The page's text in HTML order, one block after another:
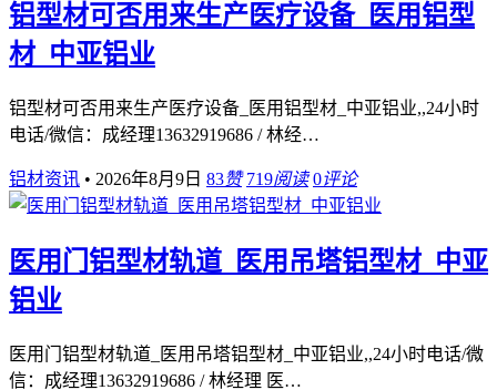
铝型材可否用来生产医疗设备_医用铝型
材_中亚铝业
铝型材可否用来生产医疗设备_医用铝型材_中亚铝业,,24小时
电话/微信：成经理13632919686 / 林经…
铝材资讯 • 2026年8月9日 83赞 719阅读 0评论
医用门铝型材轨道_医用吊塔铝型材_中亚
铝业
医用门铝型材轨道_医用吊塔铝型材_中亚铝业,,24小时电话/微
信：成经理13632919686 / 林经理 医…